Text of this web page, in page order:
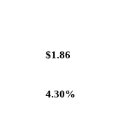
$1.86
4.30%